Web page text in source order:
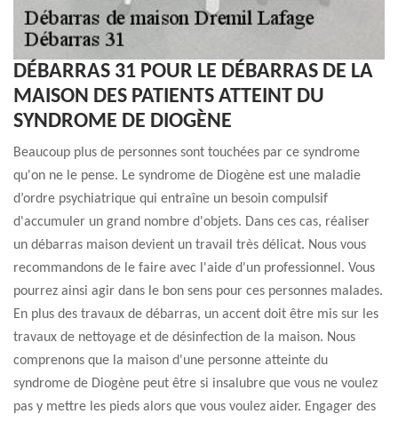
DÉBARRAS 31 POUR LE DÉBARRAS DE LA
MAISON DES PATIENTS ATTEINT DU
SYNDROME DE DIOGÈNE
Beaucoup plus de personnes sont touchées par ce syndrome
qu'on ne le pense. Le syndrome de Diogène est une maladie
d’ordre psychiatrique qui entraîne un besoin compulsif
d'accumuler un grand nombre d'objets. Dans ces cas, réaliser
un débarras maison devient un travail très délicat. Nous vous
recommandons de le faire avec l'aide d'un professionnel. Vous
pourrez ainsi agir dans le bon sens pour ces personnes malades.
En plus des travaux de débarras, un accent doit être mis sur les
travaux de nettoyage et de désinfection de la maison. Nous
comprenons que la maison d'une personne atteinte du
syndrome de Diogène peut être si insalubre que vous ne voulez
pas y mettre les pieds alors que vous voulez aider. Engager des